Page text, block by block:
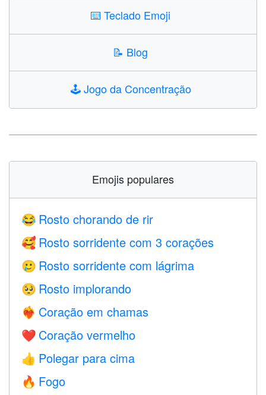
⌨️Teclado Emoji
📝 Blog
🕹️Jogo da Concentração
Emojis populares
😂 Rosto chorando de rir
🥰 Rosto sorridente com 3 corações
🥲 Rosto sorridente com lágrima
🥺 Rosto implorando
❤️‍🔥 Coração em chamas
❤️ Coração vermelho
👍 Polegar para cima
🔥 Fogo